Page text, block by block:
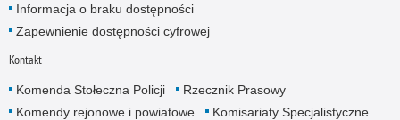
Informacja o braku dostępności
Zapewnienie dostępności cyfrowej
Kontakt
Komenda Stołeczna Policji
Rzecznik Prasowy
Komendy rejonowe i powiatowe
Komisariaty Specjalistyczne